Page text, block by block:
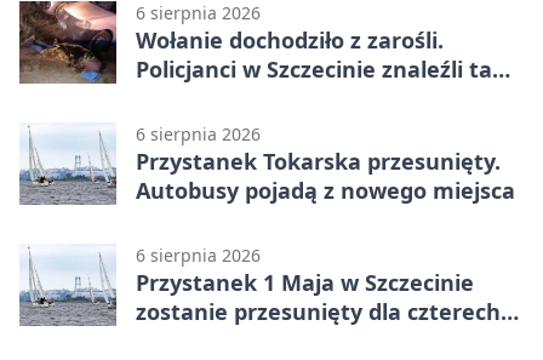
6 sierpnia 2026
Wołanie dochodziło z zarośli.
Policjanci w Szczecinie znaleźli tam
6 sierpnia 2026
Przystanek Tokarska przesunięty.
Autobusy pojadą z nowego miejsca
6 sierpnia 2026
Przystanek 1 Maja w Szczecinie
zostanie przesunięty dla czterech